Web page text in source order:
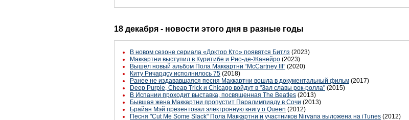
18 декабря - новости этого дня в разные годы
В новом сезоне сериала «Доктор Кто» появятся Битлз (2023)
Маккартни выступил в Куритибе и Рио-де-Жанейро (2023)
Вышел новый альбом Пола Маккартни “McCartney III” (2020)
Киту Ричардсу исполнилось 75 (2018)
Ранее не издававшаяся песня Маккартни вошла в документальный фильм (2017)
Deep Purple, Cheap Trick и Chicago войдут в "Зал славы рок-ролла" (2015)
В Испании проходит выставка, посвященная The Beatles (2013)
Бывшая жена Маккартни пропустит Паралимпиаду в Сочи (2013)
Брайан Мэй презентовал электронную книгу о Queen (2012)
Песня "Cut Me Some Slack" Пола Маккартни и участников Nirvana выложена на iTunes (2012)